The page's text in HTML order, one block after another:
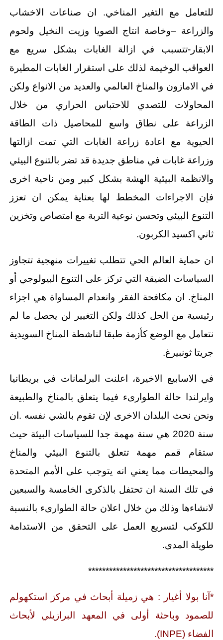
للتعامل مع التغير المناخي. ان صناعات الاخشاب
والزراعة –وخاصة انتاج الصويا وزيت النخيل ولحوم
الابقار-تتسبب في ازالة الغابات بشكل سريع مع
العواقب الوخيمة لذلك على استقرار الغابات المطيرة
في الامازون والمناخ العالمي والعديد من الانواع ولكن
المحاولات للتصدي للاحتباس الحراري من خلال
الزراعة على نطاق واسع للمحاصيل ذات الطاقة
الحيوية مع اعادة زراعة الغابات التي تمت ازالتها
وزراعة غابات في مناطق جديدة قد تضر بالتنوع البيئي
والانظمة البيئية الهشة بشكل كبير ومن ناحية اخرى
فإن الاجراءات المخطط لها بعناية يمكن ان تعزز
التنوع البيئي وتحسن نوعية التربة مع امتصاص وتخزين
ثاني اكسيد الكربون.
ان حماية العالم الحي تتطلب تغييرات منهجية تتجاوز
السياسات الضيقة التي تركز على التنوع البيولوجي أو
المناخ. ان مكافحة الفقر وانعدام المساواة هي اجزاء
رئيسية من الحل كذلك ولكن التغيير لن يحصل ما لم
نتعامل مع الوضع كأزمة طبقا لناشطة المناخ السويدية
جريتا ثونبيرغ.
في الاسابيع الاخيرة، اعلنت البرلمانات في بريطانيا
وايرلندا حالة الطوارىء فيما يتعلق بالمناخ والطبيعة
ونحن نحث البلدان الاخرى لإن تقوم بالشي نفسه .ان
سنة 2020 هي سنة مهمة جدا للسياسات البيئة حيث
ستقام قمم مهمة تتعلق بالتنوع البيئي والمناخ
والمحيطات مما يعني انه يتوجب على الأمم المتحدة
في تلك السنة ان تحتفل بالذكرى الخامسة والسبعين
لانشاءها وذلك من خلال اعلان حالة الطوارىء بالنسبة
للكوكب لتسريع العمل على التحقق من الاستدامة
طويلة المدى.
************************************
*آنا بولا أغيار : هي زميلة أبحاث في مركز استكهولم
للصمود وباحثة أولى في المعهد البرازيلي لأبحاث
الفضاء (INPE).